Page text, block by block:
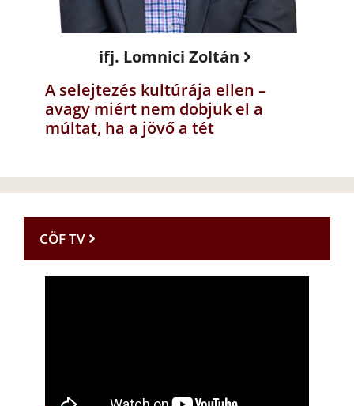
ifj. Lomnici Zoltán
A selejtezés kultúrája ellen –
avagy miért nem dobjuk el a
múltat, ha a jövő a tét
CÖF TV